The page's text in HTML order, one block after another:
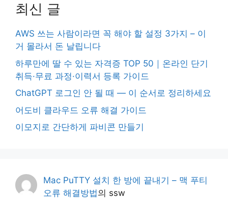
최신 글
AWS 쓰는 사람이라면 꼭 해야 할 설정 3가지 – 이
거 몰라서 돈 날립니다
하루만에 딸 수 있는 자격증 TOP 50｜온라인 단기
취득·무료 과정·이력서 등록 가이드
ChatGPT 로그인 안 될 때 — 이 순서로 정리하세요
어도비 클라우드 오류 해결 가이드
이모지로 간단하게 파비콘 만들기
Mac PuTTY 설치 한 방에 끝내기 – 맥 푸티
오류 해결방법의 ssw